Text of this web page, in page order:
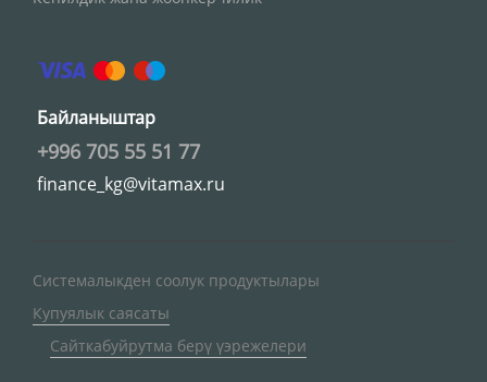
Байланыштар
+996 705 55 51 77
finance_kg@vitamax.ru
Системалыкден соолук продуктылары
Купуялык саясаты
Сайткабуйрутма берү үэрежелери